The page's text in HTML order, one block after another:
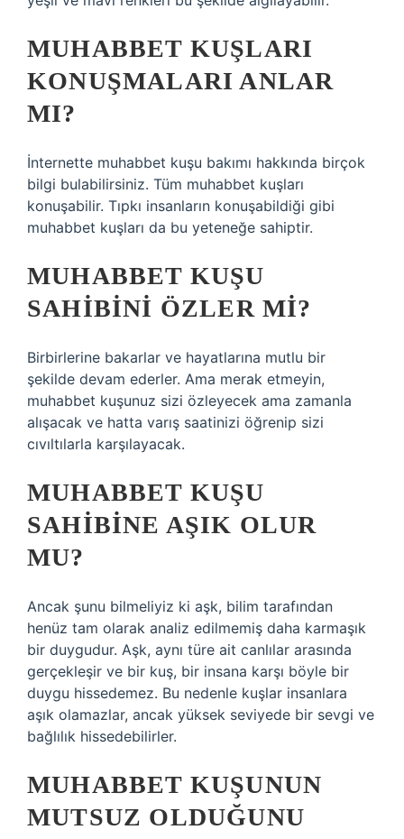
MUHABBET KUŞLARI
KONUŞMALARI ANLAR
MI?
İnternette muhabbet kuşu bakımı hakkında birçok
bilgi bulabilirsiniz. Tüm muhabbet kuşları
konuşabilir. Tıpkı insanların konuşabildiği gibi
muhabbet kuşları da bu yeteneğe sahiptir.
MUHABBET KUŞU
SAHIBINI ÖZLER MI?
Birbirlerine bakarlar ve hayatlarına mutlu bir
şekilde devam ederler. Ama merak etmeyin,
muhabbet kuşunuz sizi özleyecek ama zamanla
alışacak ve hatta varış saatinizi öğrenip sizi
cıvıltılarla karşılayacak.
MUHABBET KUŞU
SAHIBINE AŞIK OLUR
MU?
Ancak şunu bilmeliyiz ki aşk, bilim tarafından
henüz tam olarak analiz edilmemiş daha karmaşık
bir duygudur. Aşk, aynı türe ait canlılar arasında
gerçekleşir ve bir kuş, bir insana karşı böyle bir
duygu hissedemez. Bu nedenle kuşlar insanlara
aşık olamazlar, ancak yüksek seviyede bir sevgi ve
bağlılık hissedebilirler.
MUHABBET KUŞUNUN
MUTSUZ OLDUĞUNU